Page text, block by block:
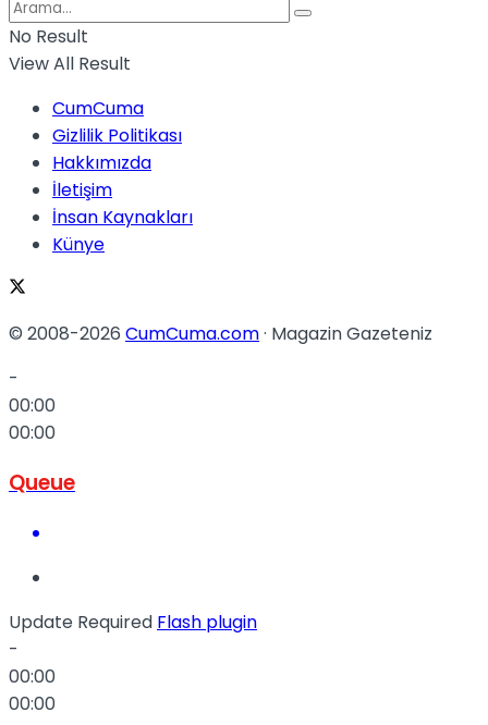
No Result
View All Result
CumCuma
Gizlilik Politikası
Hakkımızda
İletişim
İnsan Kaynakları
Künye
© 2008-2026 CumCuma.com· Magazin Gazeteniz
-
00:00
00:00
Queue
Update Required Flash plugin
-
00:00
00:00